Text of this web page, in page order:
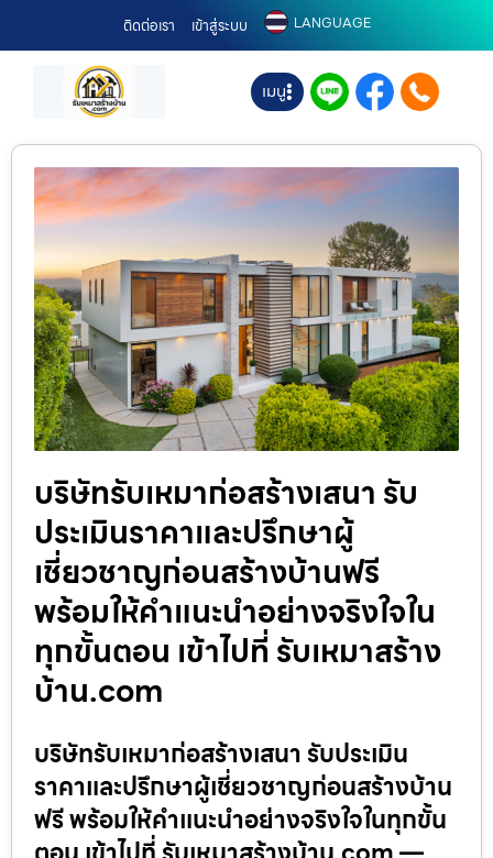
ติดต่อเรา เข้าสู่ระบบ LANGUAGE
เมนู
บริษัทรับเหมาก่อสร้างเสนา รับ
ประเมินราคาและปรึกษาผู้
เชี่ยวชาญก่อนสร้างบ้านฟรี
พร้อมให้คำแนะนำอย่างจริงใจใน
ทุกขั้นตอน เข้าไปที่ รับเหมาสร้าง
บ้าน.com
บริษัทรับเหมาก่อสร้างเสนา รับประเมิน
ราคาและปรึกษาผู้เชี่ยวชาญก่อนสร้างบ้าน
ฟรี พร้อมให้คำแนะนำอย่างจริงใจในทุกขั้น